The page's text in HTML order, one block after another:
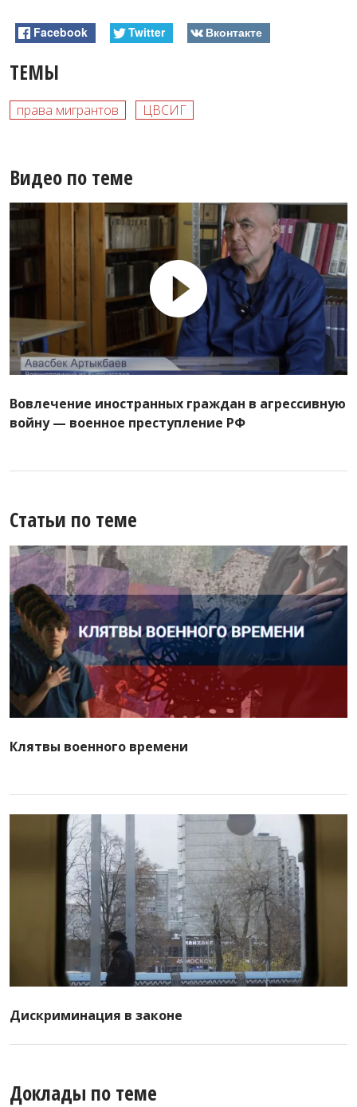
Facebook Twitter Вконтакте
ТЕМЫ
права мигрантов ЦВСИГ
Видео по теме
Вовлечение иностранных граждан в агрессивную
войну — военное преступление РФ
Статьи по теме
Клятвы военного времени
Дискриминация в законе
Доклады по теме